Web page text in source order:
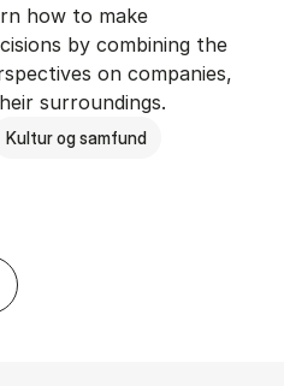
how to make
by combining the
on companies,
surroundings.
Kultur og samfund
in Busi­ness Ad­min­is­tra­tion